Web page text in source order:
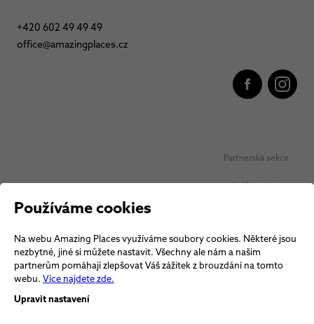
+420 602 49 49 49
office@amazingplaces.cz
Partnerská sekce
Oblíbená místa
Obchodní podmínky Vouchery
Obchodní podmínky
Používáme cookies
Na webu Amazing Places využíváme soubory cookies. Některé jsou
nezbytné, jiné si můžete nastavit. Všechny ale nám a našim
partnerům pomáhají zlepšovat Váš zážitek z brouzdání na tomto
webu. Více najdete zde.
Upravit nastavení